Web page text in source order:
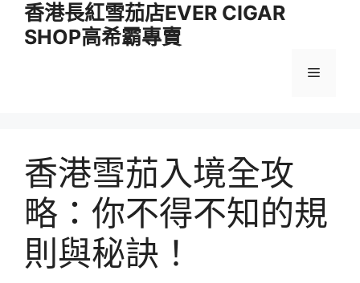
香港長紅雪茄店EVER CIGAR
SHOP高希霸專賣
選
香港雪茄入境全攻
略：你不得不知的規
則與秘訣！